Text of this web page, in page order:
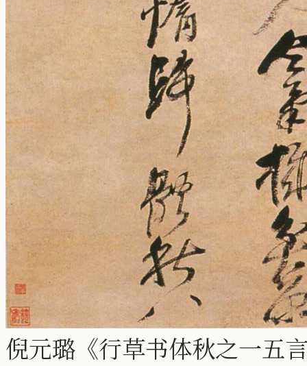
倪元璐《行草书体秋之一五